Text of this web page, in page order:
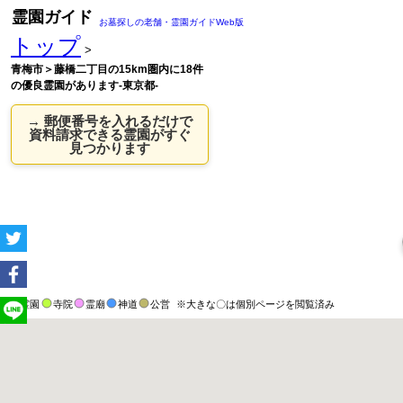
霊園ガイド お墓探しの老舗・霊園ガイドWeb版
トップ >
青梅市＞藤橋二丁目の15km圏内に18件
の優良霊園があります-東京都-
→ 郵便番号を入れるだけで
資料請求できる霊園がすぐ
見つかります
霊園 寺院 霊廟 神道 公営 ※大きな〇は個別ページを閲覧済み